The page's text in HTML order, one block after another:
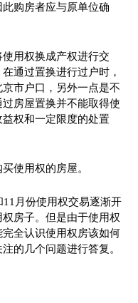
购房者应与原单位确
用权换成产权进行交
通过置换进行过户时，
市户口，另外一点是不
房屋置换并不能取得使
权和一定限度的处置
使用权的房屋。
月份使用权交易逐渐开
房子。但是由于使用权
全认识使用权房该如何
的几个问题进行答复。